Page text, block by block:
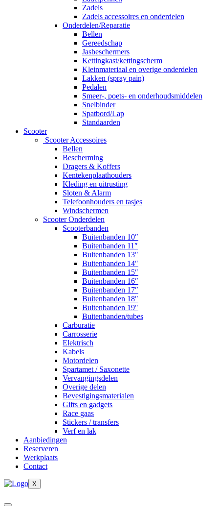
Zadels
Zadels accessoires en onderdelen
Onderdelen/Reparatie
Bellen
Gereedschap
Jasbeschermers
Kettingkast/kettingscherm
Kleinmateriaal en overige onderdelen
Lakken (spray pain)
Pedalen
Smeer-, poets- en onderhoudsmiddelen
Snelbinder
Spatbord/Lap
Standaarden
Scooter
Scooter Accessoires
Bellen
Bescherming
Dragers & Koffers
Kentekenplaathouders
Kleding en uitrusting
Sloten & Alarm
Telefoonhouders en tasjes
Windschermen
Scooter Onderdelen
Scooterbanden
Buitenbanden 10″
Buitenbanden 11″
Buitenbanden 13″
Buitenbanden 14″
Buitenbanden 15″
Buitenbanden 16″
Buitenbanden 17″
Buitenbanden 18″
Buitenbanden 19″
Buitenbanden/tubes
Carburatie
Carrosserie
Elektrisch
Kabels
Motordelen
Spartamet / Saxonette
Vervangingsdelen
Overige delen
Bevestigingsmaterialen
Gifts en gadgets
Race gaas
Stickers / transfers
Verf en lak
Aanbiedingen
Reserveren
Werkplaats
Contact
X